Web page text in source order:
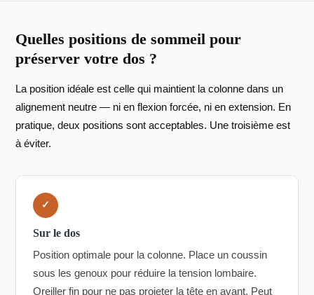
Quelles positions de sommeil pour
préserver votre dos ?
La position idéale est celle qui maintient la colonne dans un
alignement neutre — ni en flexion forcée, ni en extension. En
pratique, deux positions sont acceptables. Une troisième est
à éviter.
✓
Sur le dos
Position optimale pour la colonne. Place un coussin
sous les genoux pour réduire la tension lombaire.
Oreiller fin pour ne pas projeter la tête en avant. Peut